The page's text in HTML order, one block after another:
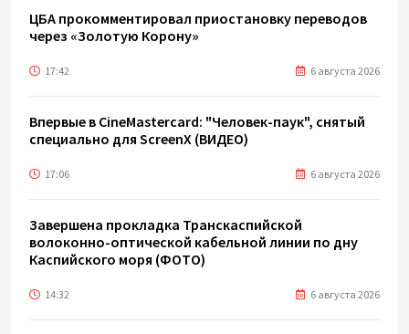
ЦБА прокомментировал приостановку переводов
через «Золотую Корону»
17:42 6 августа 2026
Впервые в CineMastercard: "Человек-паук", снятый
специально для ScreenX (ВИДЕО)
17:06 6 августа 2026
Завершена прокладка Транскаспийской
волоконно-оптической кабельной линии по дну
Каспийского моря (ФОТО)
14:32 6 августа 2026